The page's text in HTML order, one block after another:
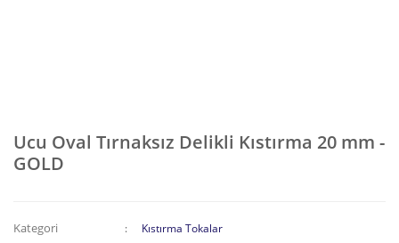
Ucu Oval Tırnaksız Delikli Kıstırma 20 mm -
GOLD
Kategori Kıstırma Tokalar